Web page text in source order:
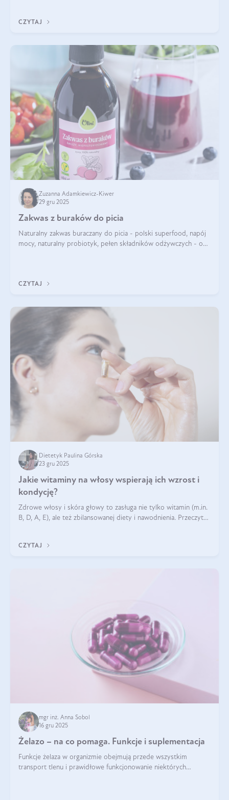
CZYTAJ
Zuzanna Adamkiewicz-Kiwer
29 gru 2025
Zakwas z buraków do picia
Naturalny zakwas buraczany do picia - polski superfood, napój
mocy, naturalny probiotyk, pełen składników odżywczych - o
CZYTAJ
Dietetyk Paulina Górska
23 gru 2025
Jakie witaminy na włosy wspierają ich wzrost i
kondycję?
Zdrowe włosy i skóra głowy to zasługa nie tylko witamin (m.in.
B, D, A, E), ale też zbilansowanej diety i nawodnienia. Przeczytaj
CZYTAJ
mgr inż. Anna Sobol
16 gru 2025
Żelazo – na co pomaga. Funkcje i suplementacja
Funkcje żelaza w organizmie obejmują przede wszystkim
transport tlenu i prawidłowe funkcjonowanie niektórych